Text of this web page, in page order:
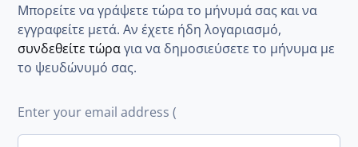
Μπορείτε να γράψετε τώρα το μήνυμά σας και να
εγγραφείτε μετά. Αν έχετε ήδη λογαριασμό,
συνδεθείτε τώραγια να δημοσιεύσετε το μήνυμα με
το ψευδώνυμό σας.